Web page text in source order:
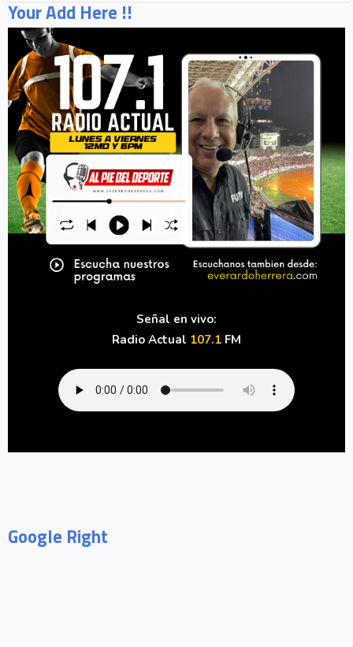
Your Add Here !!
Señal en vivo:
Radio Actual 107.1 FM
Google Right